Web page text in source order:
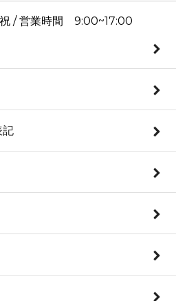
/ 営業時間 9:00~17:00
記